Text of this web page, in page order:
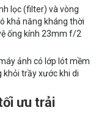
lọc (filter) và vòng
khả năng kháng thời
ống kính 23mm f/2
ảnh có lớp lót mềm
khỏi trầy xước khi di
ưu trải